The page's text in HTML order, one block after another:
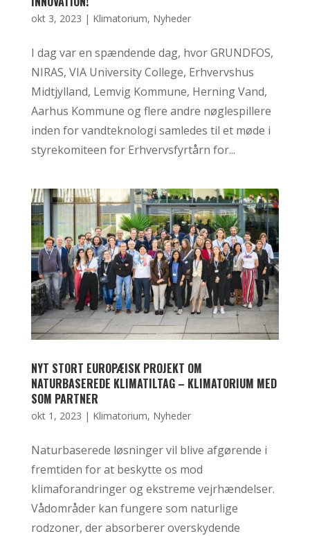
okt 3, 2023 | Klimatorium, Nyheder
I dag var en spændende dag, hvor GRUNDFOS,
NIRAS, VIA University College, Erhvervshus
Midtjylland, Lemvig Kommune, Herning Vand,
Aarhus Kommune og flere andre nøglespillere
inden for vandteknologi samledes til et møde i
styrekomiteen for Erhvervsfyrtårn for...
NYT STORT EUROPÆISK PROJEKT OM
NATURBASEREDE KLIMATILTAG – KLIMATORIUM MED
SOM PARTNER
okt 1, 2023 | Klimatorium, Nyheder
Naturbaserede løsninger vil blive afgørende i
fremtiden for at beskytte os mod
klimaforandringer og ekstreme vejrhændelser.
Vådområder kan fungere som naturlige
rodzoner, der absorberer overskydende